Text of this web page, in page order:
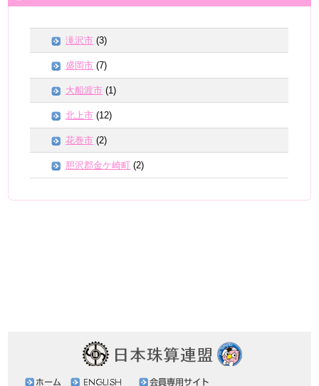
滝沢市 (3)
盛岡市 (7)
大船渡市 (1)
北上市 (12)
花巻市 (2)
胆沢郡金ケ崎町 (2)